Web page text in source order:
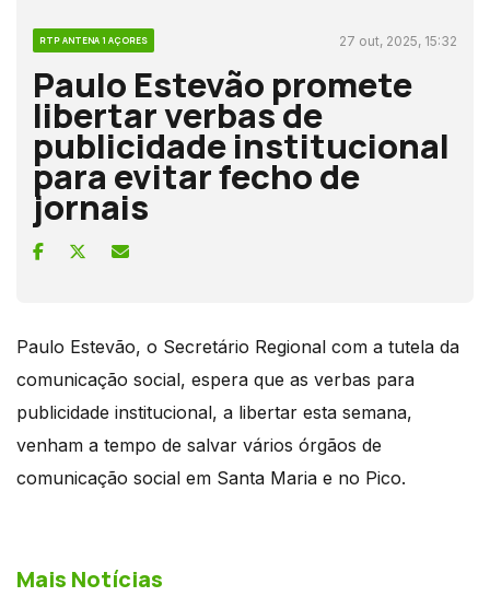
RTP ANTENA 1 AÇORES 27 out, 2025, 15:32
Paulo Estevão promete
libertar verbas de
publicidade institucional
para evitar fecho de
jornais
Paulo Estevão, o Secretário Regional com a tutela da
comunicação social, espera que as verbas para
publicidade institucional, a libertar esta semana,
venham a tempo de salvar vários órgãos de
comunicação social em Santa Maria e no Pico.
Mais Notícias